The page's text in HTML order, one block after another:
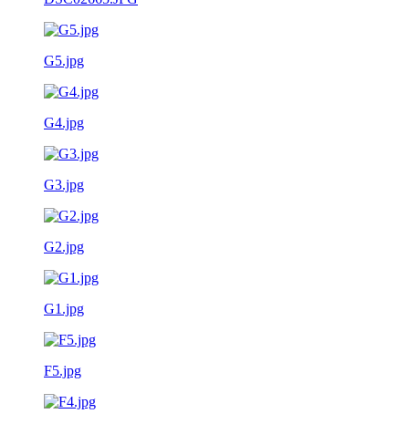
G5.jpg
G4.jpg
G3.jpg
G2.jpg
G1.jpg
F5.jpg